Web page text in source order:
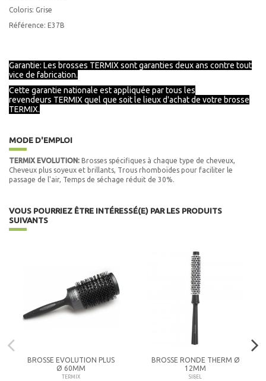
Coloris: Grise
Référence: E37B
Garantie: Les brosses TERMIX sont garanties deux ans contre tout
vice de fabrication.
Cette garantie nationale est appliquée par tous les
revendeurs TERMIX quel que soit le lieux d'achat de votre brosse
TERMIX.
MODE D'EMPLOI
TERMIX EVOLUTION: Brosses spécifiques à chaque type de cheveux,
Cheveux plus soyeux et brillants, Trous rhomboïdes pour faciliter le
passage de l'air, Temps de séchage réduit de 30%.
VOUS POURRIEZ ÊTRE INTÉRESSÉ(E) PAR LES PRODUITS
SUIVANTS
BROSSE EVOLUTION PLUS
Ø 60MM
TERMIX
BROSSE RONDE THERM Ø
12MM
SIBEL